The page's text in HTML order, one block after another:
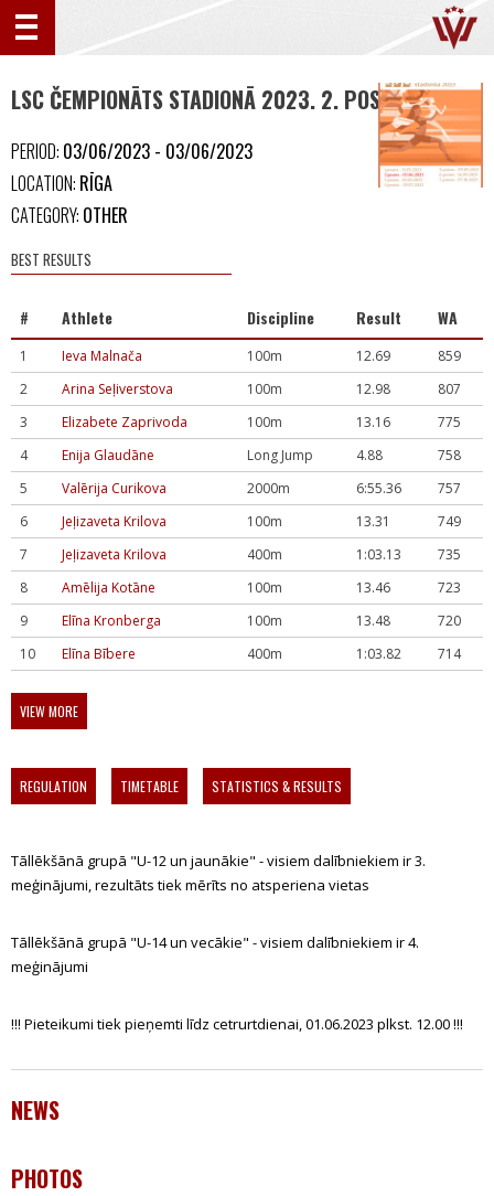
LSC ČEMPIONĀTS STADIONĀ 2023. 2. POSMS(0)
PERIOD: 03/06/2023 - 03/06/2023
LOCATION: RĪGA
CATEGORY: OTHER
BEST RESULTS
# Athlete Discipline Result WA
1 Ieva Malnača 100m 12.69
859
2
Arina Seļiverstova 100m 12.98
807
3
Elizabete Zaprivoda 100m 13.16
775
4
Enija Glaudāne Long Jump 4.88
758
5
Valērija Curikova 2000m 6:55.36
757
6
Jeļizaveta Krilova 100m 13.31
749
7
Jeļizaveta Krilova 400m 1:03.13
735
8
Amēlija Kotāne 100m 13.46
723
9
Elīna Kronberga 100m 13.48
720
10
Elīna Bībere 400m 1:03.82 714
VIEW MORE
REGULATION TIMETABLE STATISTICS & RESULTS
Tāllēkšānā grupā "U-12 un jaunākie" - visiem dalībniekiem ir 3.
meģinājumi, rezultāts tiek mērīts no atsperiena vietas
Tāllēkšānā grupā "U-14 un vecākie" - visiem dalībniekiem ir 4.
meģinājumi
!!! Pieteikumi tiek pieņemti līdz cetrurtdienai, 01.06.2023 plkst. 12.00 !!!
NEWS
PHOTOS